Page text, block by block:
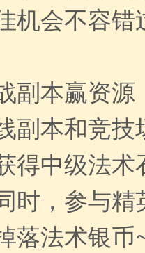
机会不容错
副本赢资源
副本和竞
得中级法
时，参与
落法术银币